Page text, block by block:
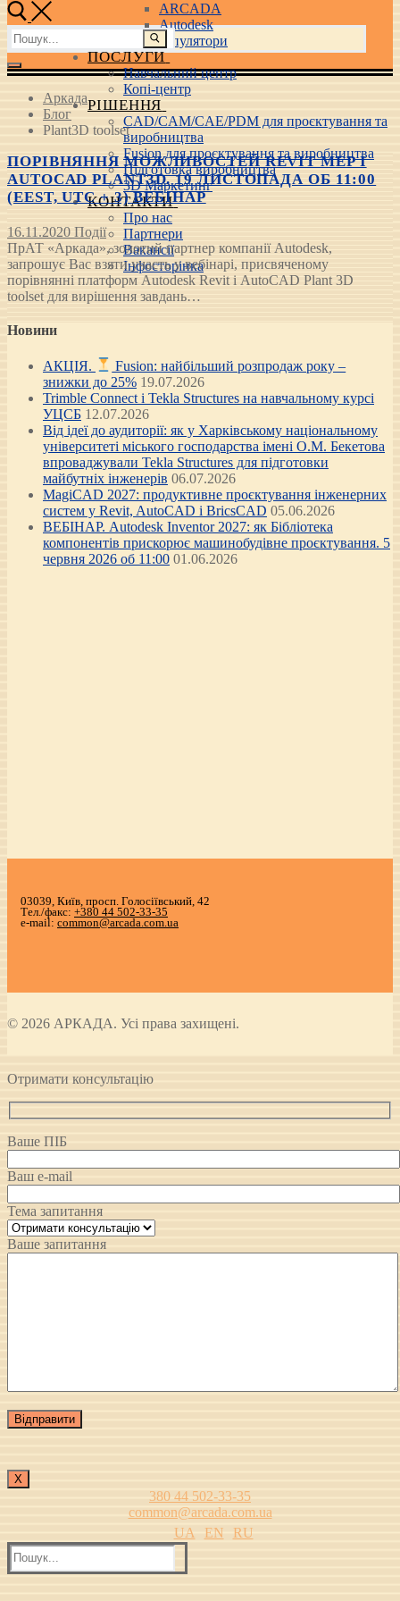
ARCADA
Autodesk
3D маніпулятори
ПОСЛУГИ
Навчальний центр
Копі-центр
РІШЕННЯ
CAD/CAM/CAE/PDM для проєктування та
виробництва
Fusion для проєктування та виробництва
Підготовка виробництва
3D Маркетинг
КОНТАКТИ
Про нас
Партнери
Вакансії
Інфосторінка
Пошук:
Аркада
Блог
Plant3D toolset
ПОРІВНЯННЯ МОЖЛИВОСТЕЙ REVIT MEP І
AUTOCAD PLANT3D. 19 ЛИСТОПАДА ОБ 11:00
(EEST, UTC + 3) ВЕБІНАР
16.11.2020 Події
ПрАТ «Аркада», золотий партнер компанії Autodesk,
запрошує Вас взяти участь у вебінарі, присвяченому
порівнянні платформ Autodesk Revit і AutoCAD Plant 3D
toolset для вирішення завдань…
Новини
АКЦІЯ.
Fusion: найбільший розпродаж року –
знижки до 25% 19.07.2026
Trimble Connect і Tekla Structures на навчальному курсі
УЦСБ 12.07.2026
Від ідеї до аудиторії: як у Харківському національному
університеті міського господарства імені О.М. Бекетова
впроваджували Tekla Structures для підготовки
майбутніх інженерів 06.07.2026
MagiCAD 2027: продуктивне проєктування інженерних
систем у Revit, AutoCAD і BricsCAD 05.06.2026
ВЕБІНАР. Autodesk Inventor 2027: як Бібліотека
компонентів прискорює машинобудівне проєктування. 5
червня 2026 об 11:00 01.06.2026
03039, Київ, просп. Голосіївський, 42
Тел./факс: +380 44 502-33-35
e-mail: common@arcada.com.ua
© 2026 АРКАДА. Усі права захищені.
Отримати консультацію
Ваше ПІБ
Ваш e-mail
Тема запитання
Ваше запитання
Х
380 44 502-33-35
common@arcada.com.ua
UA
EN
RU
Пошук: